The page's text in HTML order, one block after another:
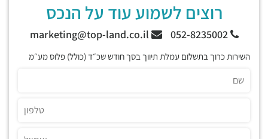
רוצים לשמוע עוד על הנכס
052-8235002
השירות כרוך בתשלום עמלת תיווך בסך חודש שכ״ד (כולל) פלוס מע״מ